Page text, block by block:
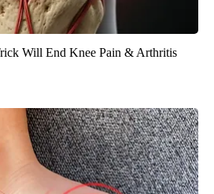
Will End Knee Pain & Arthritis